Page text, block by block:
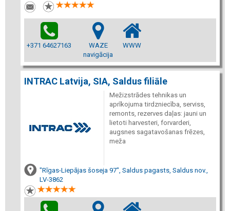
+371 64627163
WAZE
navigācija
WWW
INTRAC Latvija, SIA, Saldus filiāle
Mežizstrādes tehnikas un
aprīkojuma tirdzniecība, serviss,
remonts, rezerves daļas: jauni un
lietoti harvesteri, forvarderi,
augsnes sagatavošanas frēzes,
meža
"Rīgas-Liepājas šoseja 97", Saldus pagasts, Saldus nov.,
LV-3862